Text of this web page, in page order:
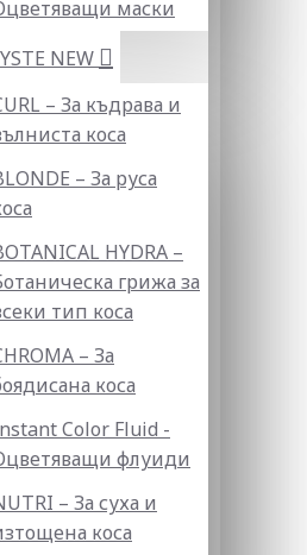
маски
NEW
– За къдрава и
коса
– За руса
HYDRA –
грижа за
тип коса
– За
коса
Color Fluid -
флуиди
– За суха и
коса